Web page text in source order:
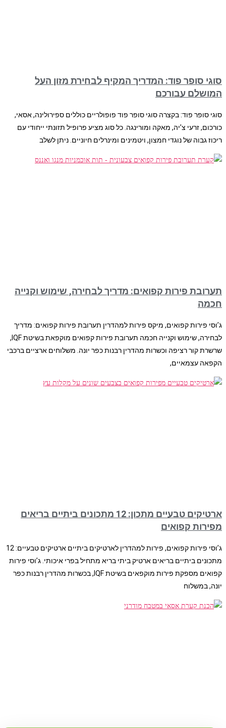
סוגי סופר פוד: המדריך המקיף לבחירת מזון העל
המושלם עבורכם
סוגי סופר פוד: בקצרה סוגי סופר פוד פופולריים כוללים ספירולינה, אסאי,
כורכום, זרעי צ’יה, מאקה ומורינגה. כל סוג מציע פרופיל תזונתי ייחודי עם
ריכוז גבוה של נוגדי חמצון, ויטמינים ומינרלים חיוניים. ניתן לשלב
תערובת פירות קפואים: מדריך לבחירה, שימוש וקנייה
חכמה
ג’וסי פירות קפואים, מיקס פירות למהדרין תערובת פירות קפואים: מדריך
לבחירה, שימוש וקנייה חכמה תערובת פירות קפואים מוקפאת בשיטת IQF,
שרשרת קור רציפה וכשרות מהדרין רבנות כפר יונה. משלוחים ארציים ברכבי
הקפאה עצמאיים,
ארטיקים טבעיים מתכון: 12 מתכונים ביתיים בריאים
מפירות קפואים
ג’וסי פירות קפואים, פירות למהדרין לארטיקים ביתיים ארטיקים טבעיים: 12
מתכונים ביתיים בריאים ארטיק ביתי בריא מתחיל בפרי איכותי. ג’וסי פירות
קפואים מספקת פירות מוקפאים בשיטת IQF, בכשרות מהדרין רבנות כפר
יונה, במשלוח